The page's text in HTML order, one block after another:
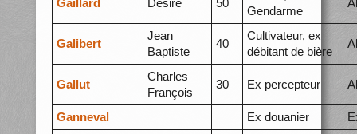
Gaillard Désiré 50
Gendarme
Galibert
Jean
Baptiste
40
Cultivateur, ex
débitant de bière
Gallut
Charles
François
30 Ex percepteur
Ganneval Ex douanier